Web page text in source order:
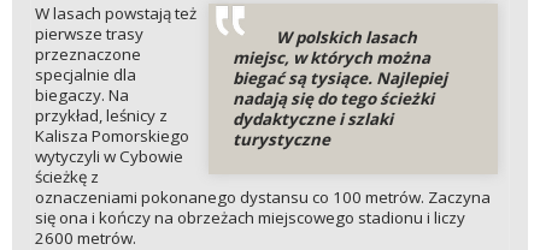
W polskich lasach
miejsc, w których można
biegać są tysiące. Najlepiej
nadają się do tego ścieżki
dydaktyczne i szlaki
turystyczne
W lasach powstają też
pierwsze trasy
przeznaczone
specjalnie dla
biegaczy. Na
przykład, leśnicy z
Kalisza Pomorskiego
wytyczyli w Cybowie
ścieżkę z
oznaczeniami pokonanego dystansu co 100 metrów. Zaczyna
się ona i kończy na obrzeżach miejscowego stadionu i liczy
2600 metrów.